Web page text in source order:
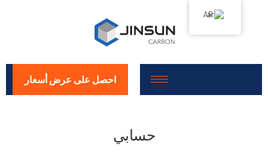
احصل على عرض أسعار
حسابي
AR